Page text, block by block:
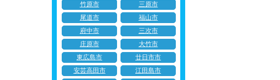
竹原市
三原市
尾道市
福山市
府中市
三次市
庄原市
大竹市
東広島市
廿日市市
安芸高田市
江田島市